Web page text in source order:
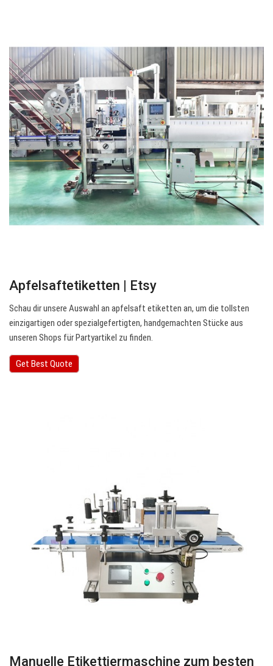
Apfelsaftetiketten | Etsy
Schau dir unsere Auswahl an apfelsaft etiketten an, um die tollsten
einzigartigen oder spezialgefertigten, handgemachten Stücke aus
unseren Shops für Partyartikel zu finden.
Get Best Quote
Manuelle Etikettiermaschine zum besten